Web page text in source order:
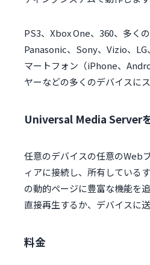
PS3、Xbox One、360、多く
Panasonic、Sony、Vizio、
マートフォン（iPhone、
ヤーなどの多くのデバイスに
Universal Media Server
任意のデバイスの任意のWeb
ィアに接続し、所有している
の動的ページに豊富な機能を
直接再生するか、デバイスに送
料金